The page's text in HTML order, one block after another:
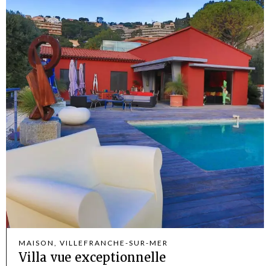
MAISON, VILLEFRANCHE-SUR-MER
Villa vue exceptionnelle